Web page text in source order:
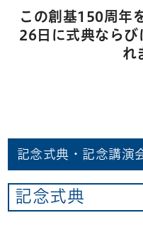
この創基150周年
26日に式典ならび
れ
記念式典・記念講演
記念式典